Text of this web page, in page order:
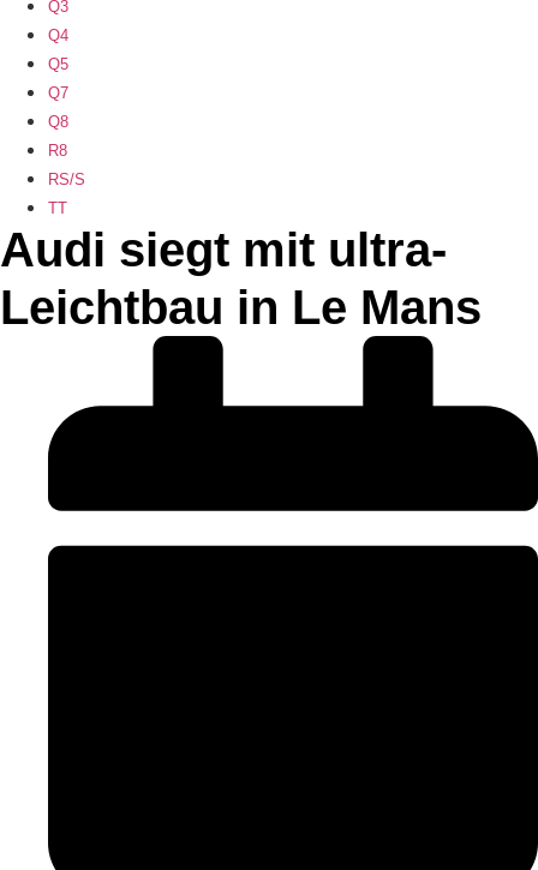
Q3
Q4
Q5
Q7
Q8
R8
RS/S
TT
Audi siegt mit ultra-
Leichtbau in Le Mans